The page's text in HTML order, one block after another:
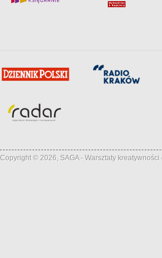
Copyright © 2026, SAGA - Warsztaty kreatywności